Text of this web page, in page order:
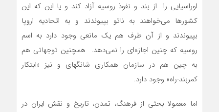
اوراسیایی را از بند و نفوذ روسیه آزاد کند و یا این که این
کشورها می‌خواهند به ناتو بپیوندند و به اتحادیه اروپا
بپیوندند و از آن طرف هم یک مانعی وجود دارد به اسم
روسیه که چنین اجازه‌ای را نمی‌دهد. همچنین توجهاتی هم
به چین هم در سازمان همکاری شانگهای و نیز «ابتکار
کمربند-راه» وجود دارد.
اما معمولا بحثی از فرهنگ، تمدن، تاریخ و نقش ایران در